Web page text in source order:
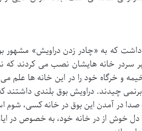
که به «چادر زدن دراویش» مشهور
سردر خانه هایشان نصب می کردند که
و خرگاه خود را در این خانه ها علم می
چیدند. دراویش بوق بلندی داشتند
صدا در آمدن این بوق در خانه کسی،
دل خوش از در خانه خود، به خصوص در